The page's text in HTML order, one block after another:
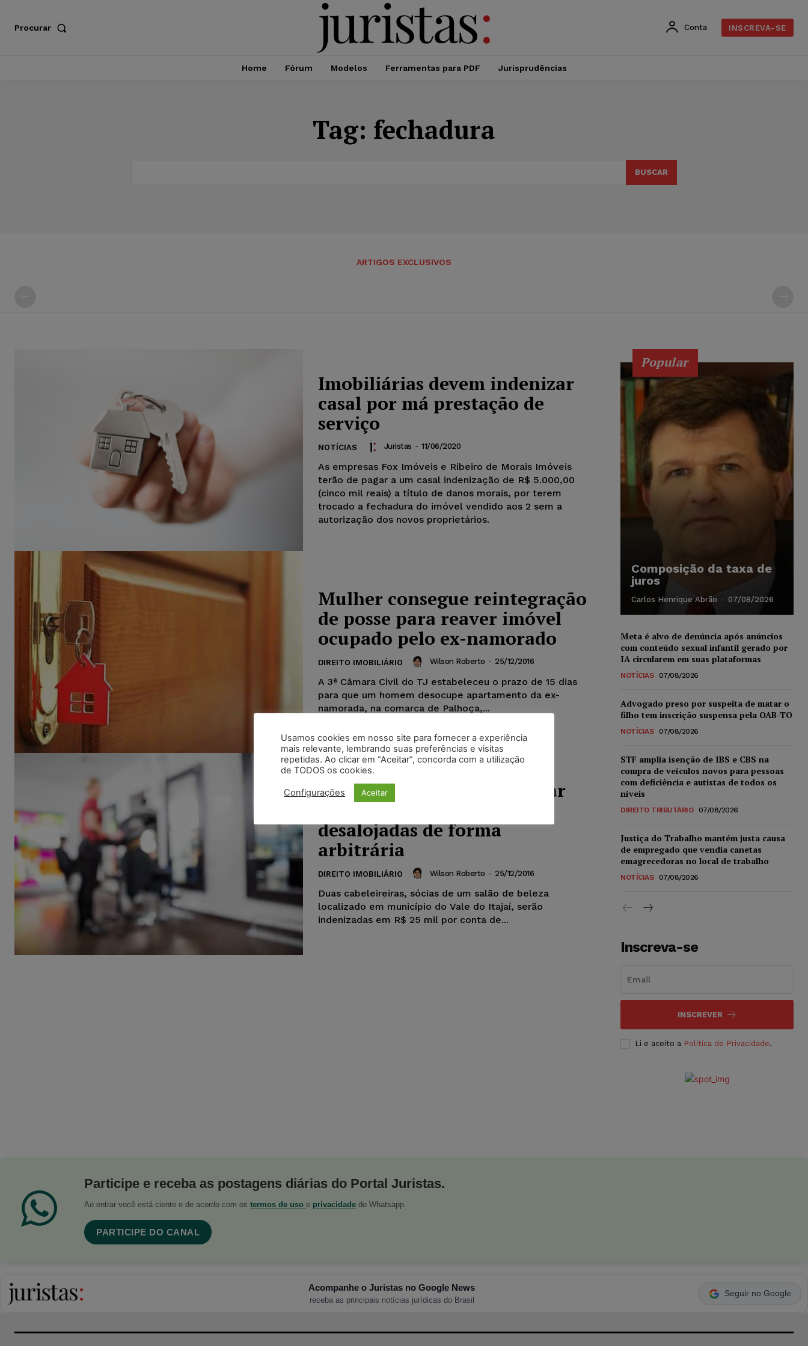
Procurar Conta INSCREVA-SE
Home Fórum Modelos Ferramentas para PDF Jurisprudências
Tag: fechadura
BUSCAR
ARTIGOS EXCLUSIVOS
Imobiliárias devem indenizar
casal por má prestação de
serviço
NOTÍCIAS Juristas - 11/06/2020
As empresas Fox Imóveis e Ribeiro de Morais Imóveis
terão de pagar a um casal indenização de R$ 5.000,00
(cinco mil reais) a título de danos morais, por terem
trocado a fechadura do imóvel vendido aos 2 sem a
autorização dos novos proprietários.
Mulher consegue reintegração
de posse para reaver imóvel
ocupado pelo ex-namorado
DIREITO IMOBILIÁRIO Wilson Roberto - 25/12/2016
A 3ª Câmara Civil do TJ estabeleceu o prazo de 15 dias
para que um homem desocupe apartamento da ex-
namorada, na comarca de Palhoça,...
Locadora terá que indenizar
donas de salão de beleza
desalojadas de forma
arbitrária
DIREITO IMOBILIÁRIO Wilson Roberto - 25/12/2016
Duas cabeleireiras, sócias de um salão de beleza
localizado em município do Vale do Itajaí, serão
indenizadas em R$ 25 mil por conta de...
Popular
Composição da taxa de
juros
Carlos Henrique Abrão - 07/08/2026
Meta é alvo de denúncia após anúncios
com conteúdo sexual infantil gerado por
IA circularem em suas plataformas
NOTÍCIAS 07/08/2026
Advogado preso por suspeita de matar o
filho tem inscrição suspensa pela OAB-TO
NOTÍCIAS 07/08/2026
STF amplia isenção de IBS e CBS na
compra de veículos novos para pessoas
com deficiência e autistas de todos os
níveis
DIREITO TRIBUTÁRIO 07/08/2026
Justiça do Trabalho mantém justa causa
de empregado que vendia canetas
emagrecedoras no local de trabalho
NOTÍCIAS 07/08/2026
Inscreva-se
INSCREVER
Li e aceito a Política de Privacidade.
Participe e receba as postagens diárias do Portal Juristas.
Ao entrar você está ciente e de acordo com os termos de uso e privacidade do Whatsapp.
PARTICIPE DO CANAL
Acompanhe o Juristas no Google News
receba as principais notícias jurídicas do Brasil
Seguir no Google
Usamos cookies em nosso site para fornecer a experiência
mais relevante, lembrando suas preferências e visitas
repetidas. Ao clicar em “Aceitar”, concorda com a utilização
de TODOS os cookies.
Configurações Aceitar